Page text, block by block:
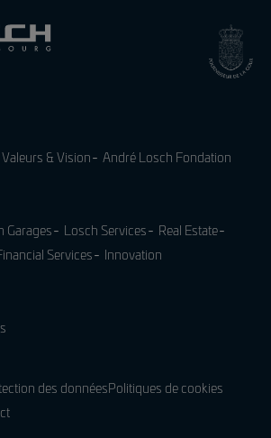
Valeurs & Vision André Losch Fondation
Garages Losch Services
Real Estate
Services Innovation
des donnéesPolitiques de cookies